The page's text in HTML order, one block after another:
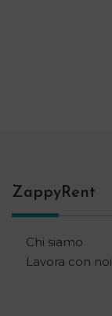
ZappyRent
Chi siamo
Lavora con noi